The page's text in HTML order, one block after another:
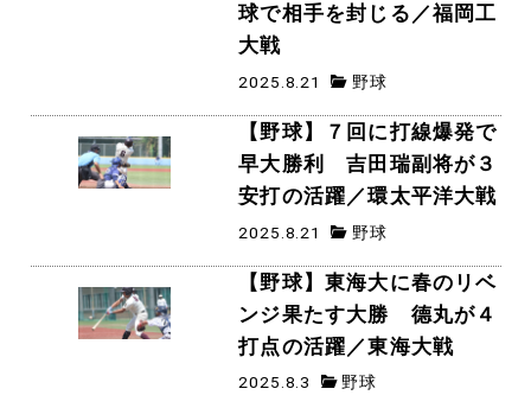
球で相手を封じる／福岡工
大戦
2025.8.21 野球
【野球】７回に打線爆発で
早大勝利 吉田瑞副将が３
安打の活躍／環太平洋大戦
2025.8.21 野球
【野球】東海大に春のリベ
ンジ果たす大勝 德丸が４
打点の活躍／東海大戦
2025.8.3 野球